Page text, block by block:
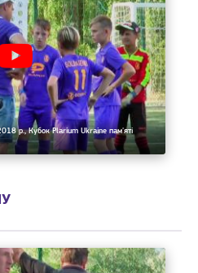
р., Кубок Plarium Ukraine пам'яті